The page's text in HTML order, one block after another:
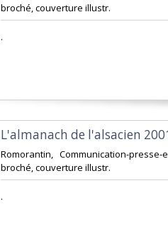
broché, couverture illustr.‎
‎.‎
‎L'almanach de l'alsacien
‎Romorantin, Communication-
broché, couverture illustr.‎
‎.‎